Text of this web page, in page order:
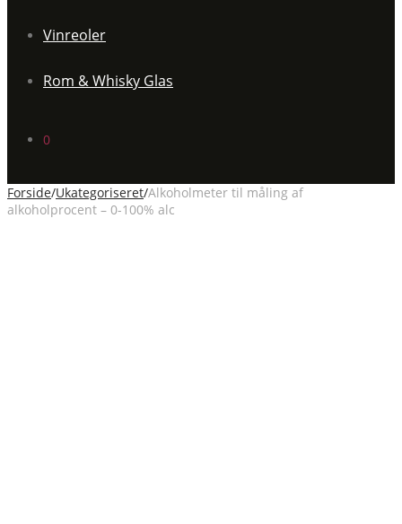
Vinreoler
Rom & Whisky Glas
0
Forside/Ukategoriseret/Alkoholmeter til måling af
alkoholprocent – 0-100% alc